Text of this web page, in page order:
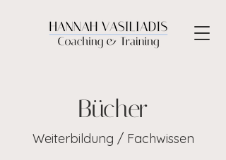
Bücher
Weiterbildung / Fachwissen